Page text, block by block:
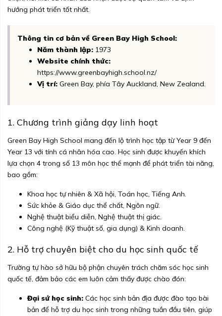
hướng phát triển tốt nhất.
Thông tin cơ bản về Green Bay High School:
Năm thành lập: 1973
Website chính thức:
https://www.greenbayhigh.school.nz/
Vị trí: Green Bay, phía Tây Auckland, New Zealand.
1. Chương trình giảng dạy linh hoạt
Green Bay High School mang đến lộ trình học tập từ Year 9 đến
Year 13 với tính cá nhân hóa cao. Học sinh được khuyến khích
lựa chọn 4 trong số 13 môn học thế mạnh để phát triển tài năng,
bao gồm:
Khoa học tự nhiên & Xã hội, Toán học, Tiếng Anh.
Sức khỏe & Giáo dục thể chất, Ngôn ngữ.
Nghệ thuật biểu diễn, Nghệ thuật thị giác.
Công nghệ (Kỹ thuật số, gia dụng) & Kinh doanh.
2. Hỗ trợ chuyên biệt cho du học sinh quốc tế
Trường tự hào sở hữu bộ phận chuyên trách chăm sóc học sinh
quốc tế, đảm bảo các em luôn cảm thấy được chào đón:
Đại sứ học sinh: Các học sinh bản địa được đào tạo bài
bản để hỗ trợ du học sinh trong những tuần đầu tiên, giúp